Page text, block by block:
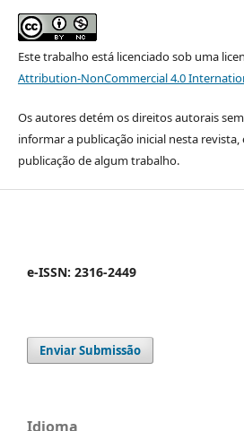
Este trabalho está licenciado sob uma
Attribution-NonCommercial 4.0
Os autores detém os direitos autorais
informar a publicação inicial nesta revista,
publicação de algum trabalho.
e-ISSN: 2316-2449
Enviar Submissão
Idioma